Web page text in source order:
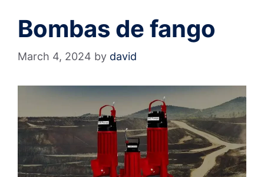
Bombas de fango
March 4, 2024 by david